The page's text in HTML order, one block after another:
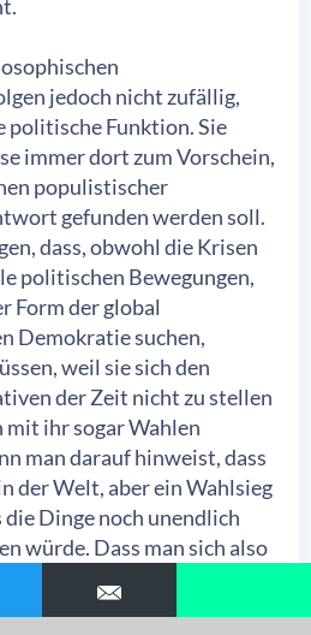
jedoch nicht zufällig,
politische Funktion. Sie
immer dort zum Vorschein,
populistischer
gefunden werden soll.
dass, obwohl die Krisen
politischen Bewegungen,
Form der global
Demokratie suchen,
weil sie sich den
der Zeit nicht zu stellen
mit ihr sogar Wahlen
man darauf hinweist, dass
der Welt, aber ein Wahlsieg
die Dinge noch unendlich
würde. Dass man sich also
Übel halten sollte, an
verkörpern und es